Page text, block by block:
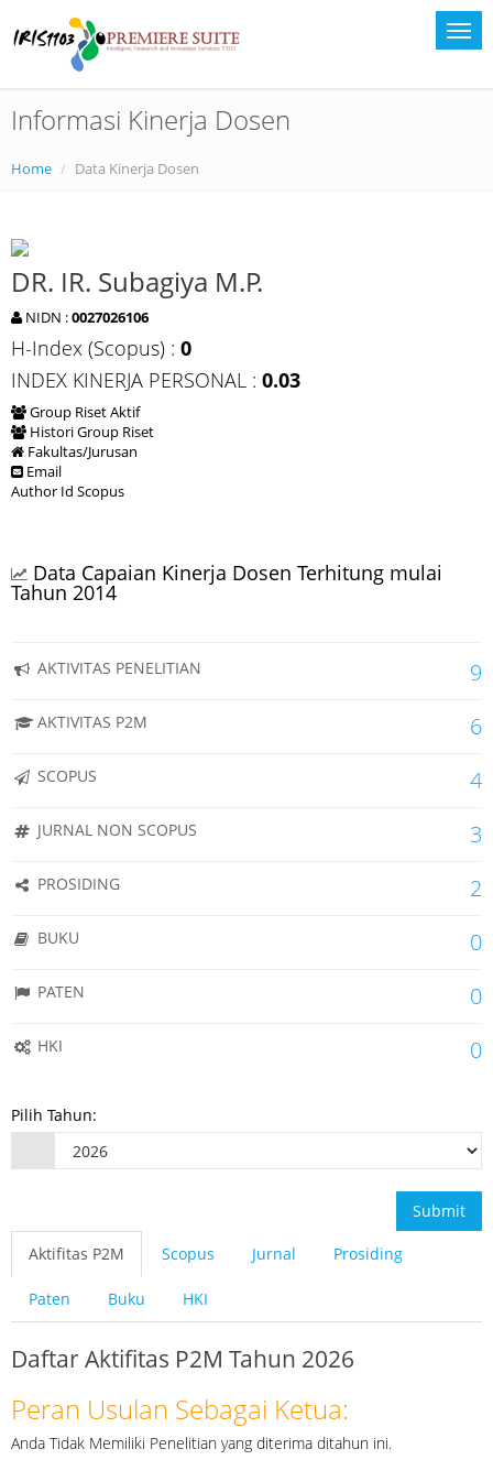
Informasi Kinerja Dosen
Home Data Kinerja Dosen
DR. IR. Subagiya M.P.
NIDN :0027026106
H-Index (Scopus) : 0
INDEX KINERJA PERSONAL : 0.03
Group Riset Aktif
Histori Group Riset
Fakultas/Jurusan
Email
Author Id Scopus
Data Capaian Kinerja Dosen Terhitung mulai
Tahun 2014
AKTIVITAS PENELITIAN 9
AKTIVITAS P2M 6
SCOPUS 4
JURNAL NON SCOPUS 3
PROSIDING 2
BUKU 0
PATEN 0
HKI 0
Pilih Tahun:
Submit
Aktifitas P2M Scopus Jurnal Prosiding
Paten Buku HKI
Daftar Aktifitas P2M Tahun 2026
Peran Usulan Sebagai Ketua:
Anda Tidak Memiliki Penelitian yang diterima ditahun ini.